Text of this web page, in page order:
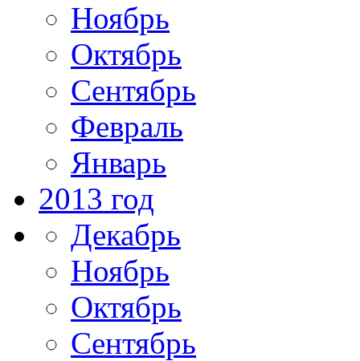
Ноябрь
Октябрь
Сентябрь
Февраль
Январь
2013 год
Декабрь
Ноябрь
Октябрь
Сентябрь